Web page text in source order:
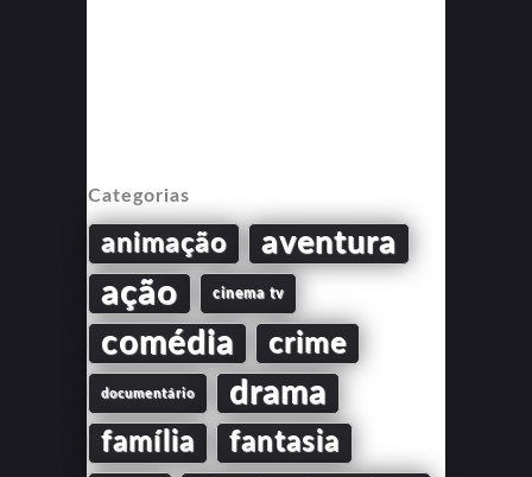
Categorias
animação aventura
ação cinema tv
comédia crime
documentário drama
família fantasia